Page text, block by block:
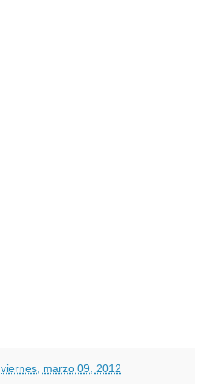
viernes, marzo 09, 2012